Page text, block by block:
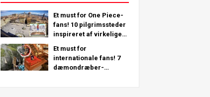
Et must for One Piece-
fans! 10 pilgrimssteder
inspireret af virkelige
verden!
Et must for
internationale fans! 7
dæmondræber-